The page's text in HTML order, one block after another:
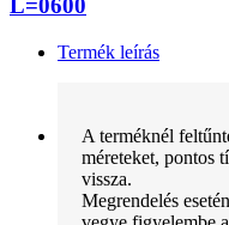
L=0600
Termék leírás
A terméknél
méreteket, pontos
vissza.
Megrendelés